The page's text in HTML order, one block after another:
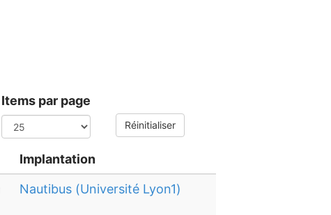
Items par page
Réinitialiser
Implantation
Nautibus (Université Lyon1)